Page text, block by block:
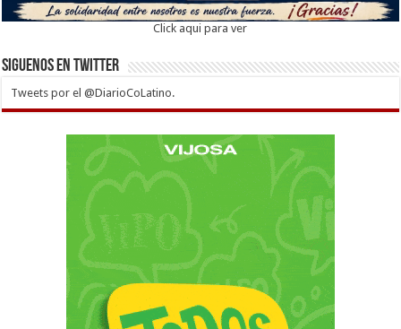
Click aqui para ver
Siguenos en twitter
Tweets por el @DiarioCoLatino.